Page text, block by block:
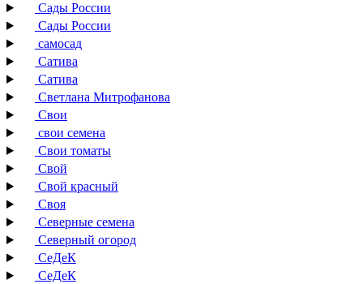
Сады России
Сады России
самосад
Сатива
Сатива
Светлана Митрофанова
Свои
свои семена
Свои томаты
Свой
Свой красный
Своя
Северные семена
Северный огород
СеДеК
СеДеК